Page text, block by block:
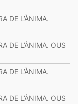
DE L’ÀNIMA.
DE L’ÀNIMA. OUS
DE L’ÀNIMA.
DE L’ÀNIMA. OUS